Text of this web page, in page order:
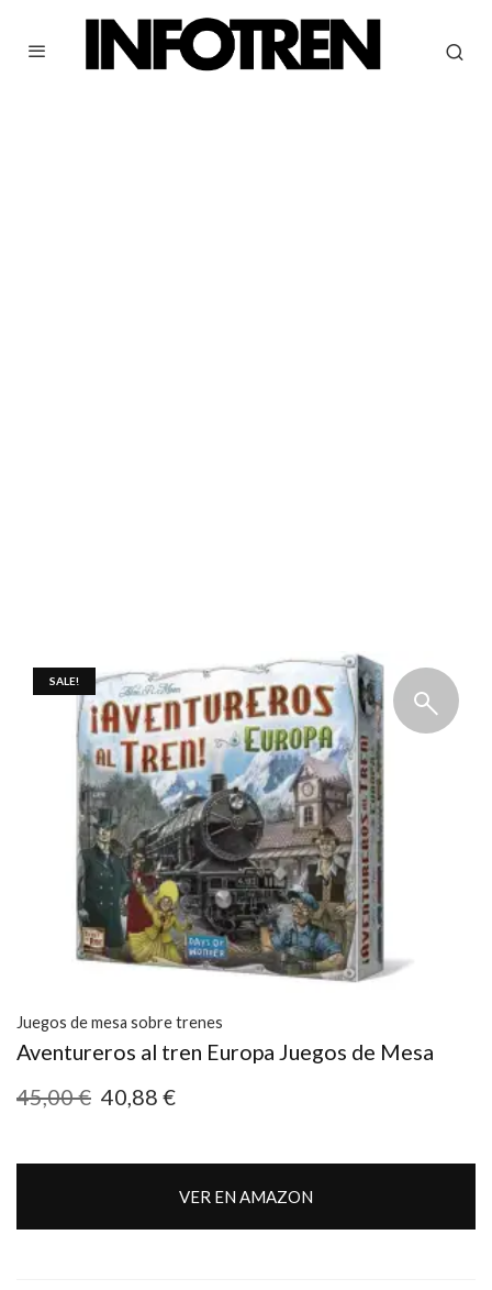
SALE!
Juegos de mesa sobre trenes
Aventureros al tren Europa Juegos de Mesa
45,00€ 40,88 €
VER EN AMAZON